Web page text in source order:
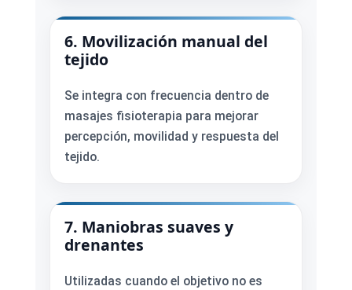
6. Movilización manual del
tejido
Se integra con frecuencia dentro de
masajes fisioterapia para mejorar
percepción, movilidad y respuesta del
tejido.
7. Maniobras suaves y
drenantes
Utilizadas cuando el objetivo no es